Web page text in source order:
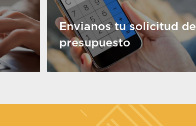
Envianos tu solicitud de
presupuesto